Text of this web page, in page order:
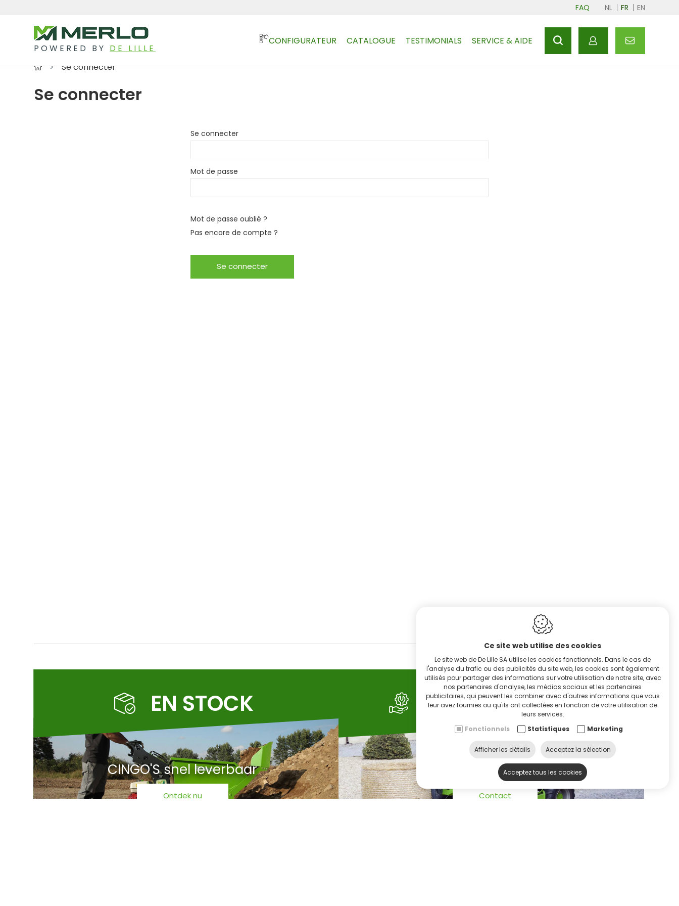
FAQ NL FR EN
POWERED BY DE LILLE
CONFIGURATEUR CATALOGUE TESTIMONIALS SERVICE & AIDE
Se connecter
Se connecter
Se connecter
Mot de passe
Mot de passe oublié ?
Pas encore de compte ?
Se connecter
EN STOCK
CINGO'S snel leverbaar
Ontdek nu
SERVICE & HULP
Contacteer ons
Contact
Ce site web utilise des cookies
Le site web de De Lille SA utilise les cookies fonctionnels. Dans le cas de
l'analyse du trafic ou des publicités du site web, les cookies sont également
utilisés pour partager des informations sur votre utilisation de notre site, avec
nos partenaires d'analyse, les médias sociaux et les partenaires
publicitaires, qui peuvent les combiner avec d'autres informations que vous
leur avez fournies ou qu'ils ont collectées en fonction de votre utilisation de
leurs services.
Fonctionnels
Statistiques Marketing
Afficher les détails Acceptez la sélection
Acceptez tous les cookies